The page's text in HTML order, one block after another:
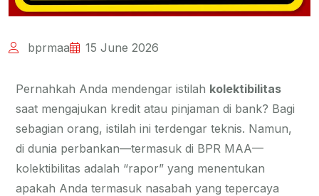
bprmaa 15 June 2026
Pernahkah Anda mendengar istilah kolektibilitas
saat mengajukan kredit atau pinjaman di bank? Bagi
sebagian orang, istilah ini terdengar teknis. Namun,
di dunia perbankan—termasuk di BPR MAA—
kolektibilitas adalah “rapor” yang menentukan
apakah Anda termasuk nasabah yang tepercaya